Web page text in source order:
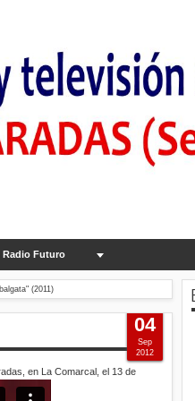
Radio Futuro
(2011)
en La Comarcal, el 13 de
04
Sep
2012